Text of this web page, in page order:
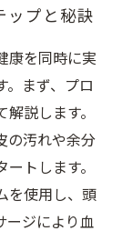
ップと秘訣
康を同時に実
。まず、プロ
説します。
の汚れや余分
トします。
を使用し、頭
ージにより血